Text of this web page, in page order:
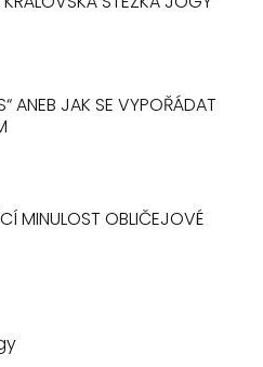
ANEB JAK SE VYPOŘÁDAT
MINULOST OBLIČEJOVÉ